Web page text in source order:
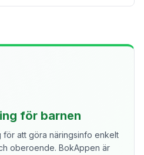
för barnen
att göra näringsinfo enkelt
oberoende. BokAppen är